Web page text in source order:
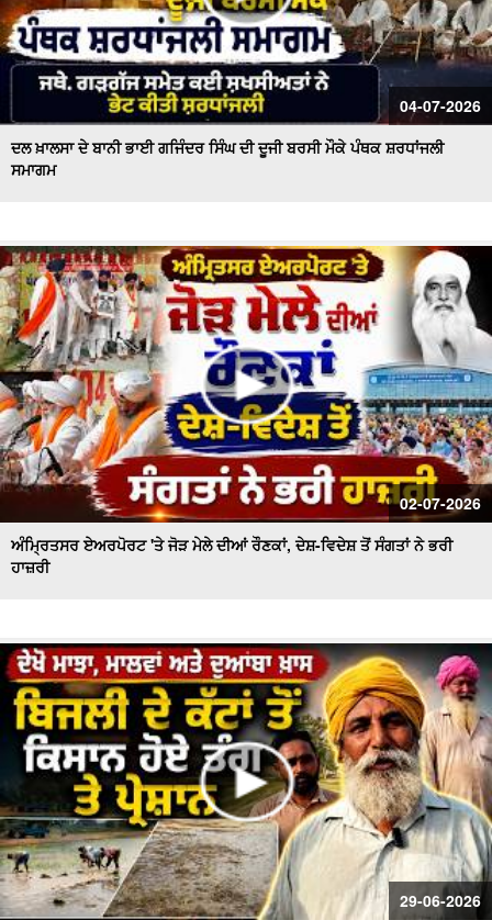
04-07-2026
ਦਲ ਖ਼ਾਲਸਾ ਦੇ ਬਾਨੀ ਭਾਈ ਗਜਿੰਦਰ ਸਿੰਘ ਦੀ ਦੂਜੀ ਬਰਸੀ ਮੌਕੇ ਪੰਥਕ ਸ਼ਰਧਾਂਜਲੀ
ਸਮਾਗਮ
02-07-2026
ਅੰਮ੍ਰਿਤਸਰ ਏਅਰਪੋਰਟ 'ਤੇ ਜੋੜ ਮੇਲੇ ਦੀਆਂ ਰੌਣਕਾਂ, ਦੇਸ਼-ਵਿਦੇਸ਼ ਤੋਂ ਸੰਗਤਾਂ ਨੇ ਭਰੀ
ਹਾਜ਼ਰੀ
29-06-2026